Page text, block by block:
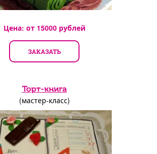
Цена: от 15000рублей
ЗАКАЗАТЬ
Торт-книга
(мастер-класс)